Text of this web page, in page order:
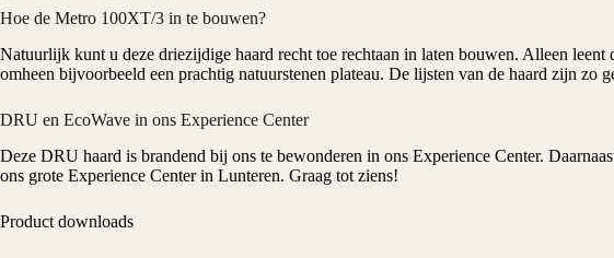
Hoe de Metro 100XT/3 in te bouwen?
Natuurlijk kunt u deze driezijdige haard recht toe rechtaan in laten bouwen. Alleen
omheen bijvoorbeeld een prachtig natuurstenen plateau. De lijsten van de haard zijn zo
DRU en EcoWave in ons Experience Center
Deze DRU haard is brandend bij ons te bewonderen in ons Experience Center.
ons grote Experience Center in Lunteren. Graag tot ziens!
Product downloads